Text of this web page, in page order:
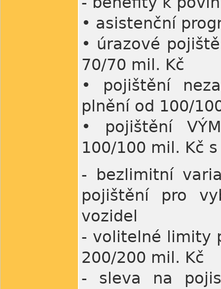
• asistenční
• úrazové
70/70 mil. Kč
• pojištění
plnění od 100/
• pojištění
100/100 mil. Kč
- bezlimitní
pojištění pro
vozidel
- volitelné limity
200/200 mil. Kč
- sleva na